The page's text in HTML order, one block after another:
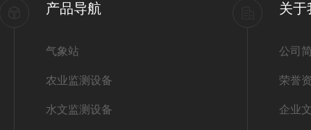
产品导航
气象站
农业监测设备
水文监测设备
关于
公司
荣誉
企业